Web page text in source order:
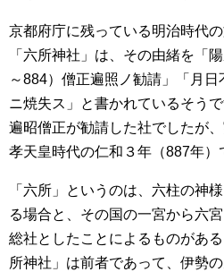
京都府庁に残っている明治時代
「六所神社」は、その由緒を「
～884）僧正遍照ノ勧請」「月
ニ焼失ス」と書かれているそう
遍昭僧正が勧請した社でしたが
孝天皇時代の仁和３年（887年）
「六所」というのは、六柱の神
る場合と、その国の一宮から六
総社としたことによるものがあ
所神社」は前者であって、伊勢